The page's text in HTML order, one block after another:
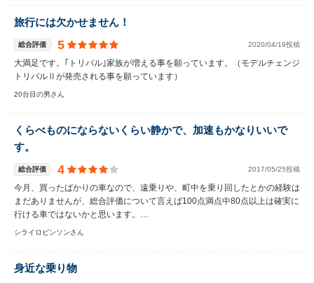
旅行には欠かせません！
総合評価 5 2020/04/19投稿
大満足です。｢トリパル｣家族が増える事を願っています。（モデルチェンジ
トリパルⅡが発売される事を願っています）
20台目の男さん
くらべものにならないくらい静かで、加速もかなりいいで
す。
総合評価 4 2017/05/25投稿
今月、買ったばかりの車なので、遠乗りや、町中を乗り回したとかの経験は
まだありませんが、総合評価について言えば100点満点中80点以上は確実に
行ける車ではないかと思います。…
シライロビンソンさん
身近な乗り物